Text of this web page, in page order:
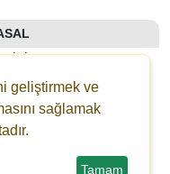
İLKELERI
geliştirmek ve
sağlamak
Tamam